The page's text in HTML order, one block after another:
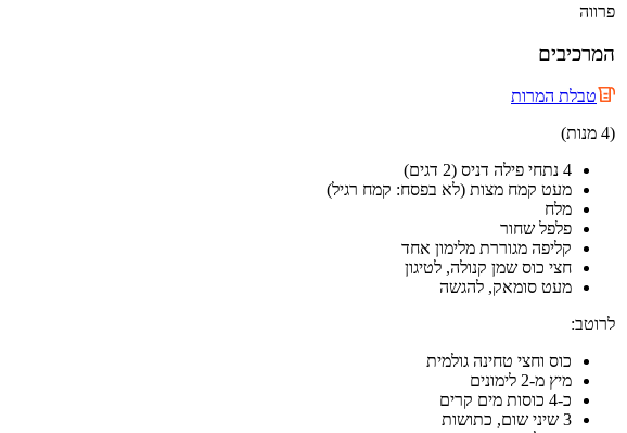
פרווה
המרכיבים
טבלת המרות
(4 מנות)
4 נתחי פילה דניס (2 דגים)
מעט קמח מצות (לא בפסח: קמח רגיל)
מלח
פלפל שחור
קליפה מגוררת מלימון אחד
חצי כוס שמן קנולה, לטיגון
מעט סומאק, להגשה
לרוטב:
כוס וחצי טחינה גולמית
מיץ מ-2 לימונים
כ-4 כוסות מים קרים
3 שיני שום, כתושות